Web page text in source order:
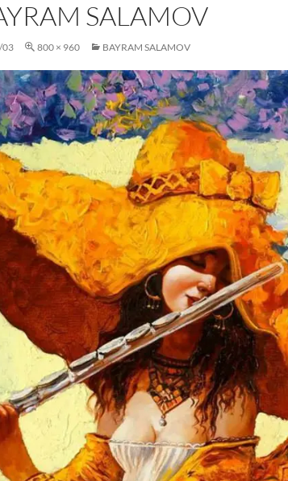
SALAMOV
03 800 × 960 BAYRAM SALAMOV